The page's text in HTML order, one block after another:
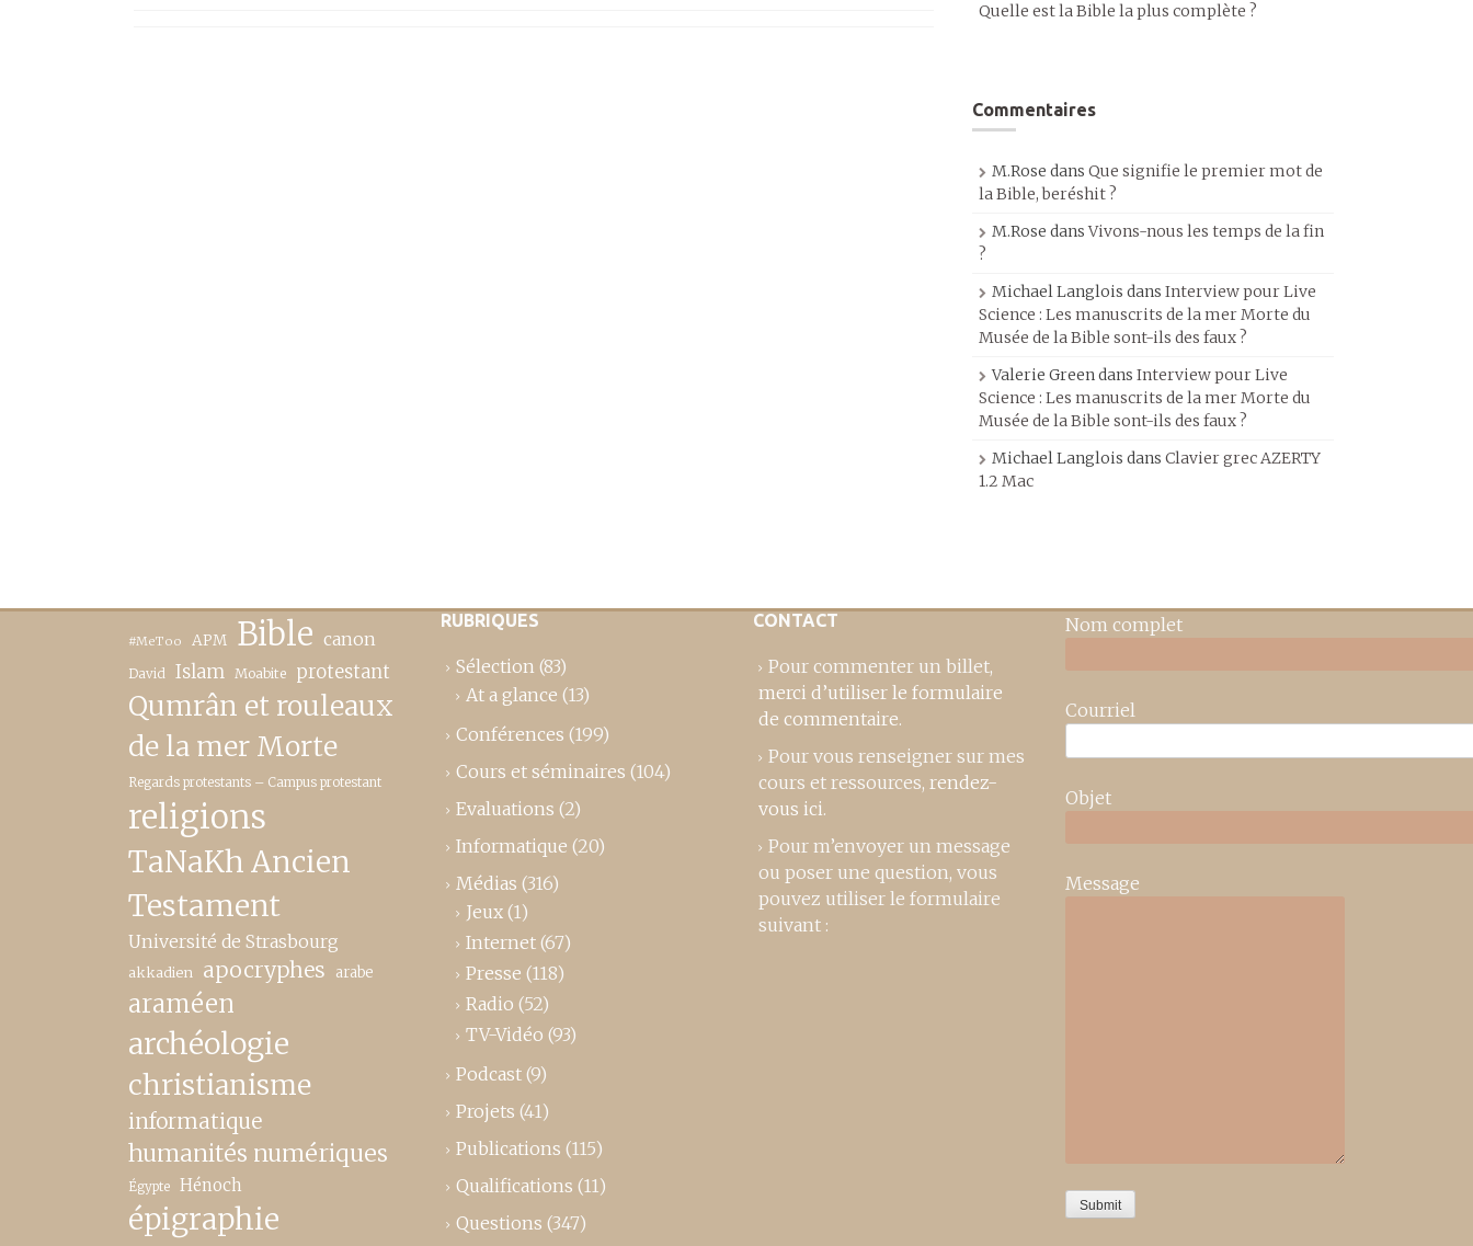
Quelle est la Bible la plus complète ?
Commentaires
M.Rose dans Que signifie le premier mot de
la Bible, beréshit ?
M.Rose dansVivons-nous les temps de la fin
?
Michael Langlois dans Interview pour Live
Science : Les manuscrits de la mer Morte du
Musée de la Bible sont-ils des faux ?
Valerie Greendans Interview pour Live
Science : Les manuscrits de la mer Morte du
Musée de la Bible sont-ils des faux ?
Michael Langlois dans Clavier grec AZERTY
1.2 Mac
#MeToo APM Bible canon
David Islam Moabite protestant
Qumrân et rouleaux
de la mer Morte
Regards protestants – Campus protestant
religions
TaNaKh Ancien
Testament
Université de Strasbourg
akkadien apocryphes arabe
araméen
archéologie
christianisme
informatique
humanités numériques
Égypte Hénoch
épigraphie
RUBRIQUES
Sélection (83)
At a glance (13)
Conférences (199)
Cours et séminaires (104)
Evaluations (2)
Informatique (20)
Médias (316)
Jeux (1)
Internet (67)
Presse (118)
Radio (52)
TV-Vidéo (93)
Podcast (9)
Projets (41)
Publications (115)
Qualifications (11)
Questions (347)
CONTACT
Pour commenter un billet,
merci d’utiliser le formulaire
de commentaire.
Pour vous renseigner sur mes
cours et ressources, rendez-
vous ici.
Pour m’envoyer un message
ou poser une question, vous
pouvez utiliser le formulaire
suivant :
Nom complet
Courriel
Objet
Message